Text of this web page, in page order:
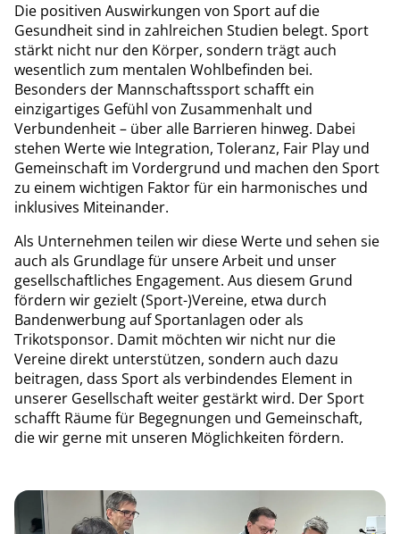
Die positiven Auswirkungen von Sport auf die
Gesundheit sind in zahlreichen Studien belegt. Sport
stärkt nicht nur den Körper, sondern trägt auch
wesentlich zum mentalen Wohlbefinden bei.
Besonders der Mannschaftssport schafft ein
einzigartiges Gefühl von Zusammenhalt und
Verbundenheit – über alle Barrieren hinweg. Dabei
stehen Werte wie Integration, Toleranz, Fair Play und
Gemeinschaft im Vordergrund und machen den Sport
zu einem wichtigen Faktor für ein harmonisches und
inklusives Miteinander.
Als Unternehmen teilen wir diese Werte und sehen sie
auch als Grundlage für unsere Arbeit und unser
gesellschaftliches Engagement. Aus diesem Grund
fördern wir gezielt (Sport-)Vereine, etwa durch
Bandenwerbung auf Sportanlagen oder als
Trikotsponsor. Damit möchten wir nicht nur die
Vereine direkt unterstützen, sondern auch dazu
beitragen, dass Sport als verbindendes Element in
unserer Gesellschaft weiter gestärkt wird. Der Sport
schafft Räume für Begegnungen und Gemeinschaft,
die wir gerne mit unseren Möglichkeiten fördern.